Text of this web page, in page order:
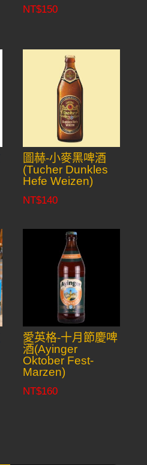
NT$150
圖赫-小麥黑啤酒
(Tucher Dunkles
Hefe Weizen)
NT$140
愛英格-十月節慶啤
酒(Ayinger
Oktober Fest-
Marzen)
NT$160